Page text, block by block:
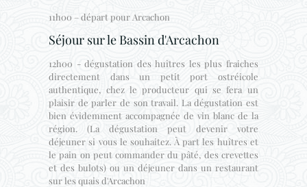
11h00 – départ pour Arcachon
Séjour sur le Bassin d'Arcachon
12h00 - dégustation des huîtres les plus fraiches
directement dans un petit port ostréicole
authentique, chez le producteur qui se fera un
plaisir de parler de son travail. La dégustation est
bien évidemment accompagnée de vin blanc de la
région. (La dégustation peut devenir votre
déjeuner si vous le souhaitez. À part les huîtres et
le pain on peut commander du pâté, des crevettes
et des bulots) ou un déjeuner dans un restaurant
sur les quais d'Arcachon